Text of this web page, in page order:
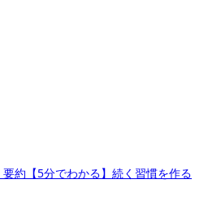
要約【5分でわかる】続く習慣を作る